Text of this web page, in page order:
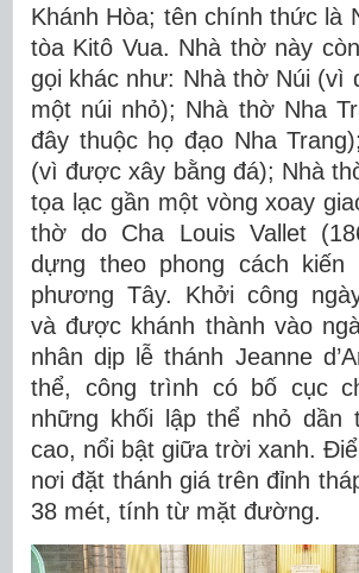
Khánh Hòa; tên chính thức là
tòa Kitô Vua. Nhà thờ này
gọi khác như: Nhà thờ Núi (vì
một núi nhỏ); Nhà thờ Nha
đây thuộc họ đạo Nha
(vì được xây bằng đá); Nhà
tọa lạc gần một vòng xoay
thờ do Cha Louis Vallet
dựng theo phong cách
phương Tây. Khởi công
và được khánh thành vào
nhân dịp lễ thánh Jeanne
thể, công trình có bố cục
những khối lập thể nhỏ dần
cao, nổi bật giữa trời xanh.
nơi đặt thánh giá trên đỉnh
38 mét, tính từ mặt đường.